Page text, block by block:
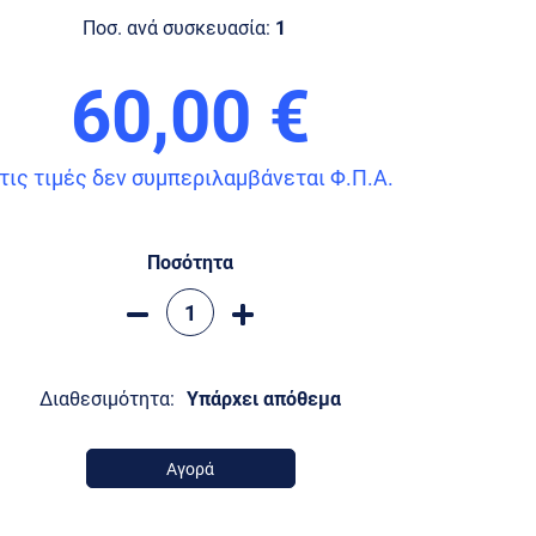
Ποσ. ανά συσκευασία: 1
60,00 €
τιμές δεν συμπεριλαμβάνεται Φ.Π.Α.
Ποσότητα
Διαθεσιμότητα: Υπάρχει απόθεμα
Αγορά